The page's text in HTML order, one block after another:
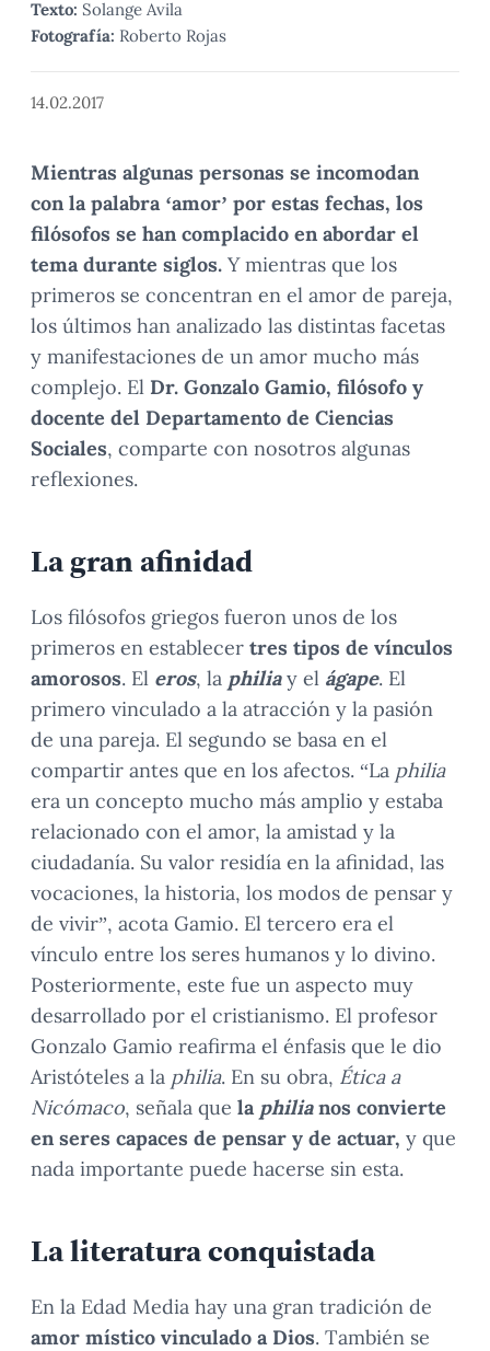
Texto: Solange Avila
Fotografía: Roberto Rojas
14.02.2017
Mientras algunas personas se incomodan
con la palabra ‘amor’ por estas fechas, los
filósofos se han complacido en abordar el
tema durante siglos. Y mientras que los
primeros se concentran en el amor de pareja,
los últimos han analizado las distintas facetas
y manifestaciones de un amor mucho más
complejo. El Dr. Gonzalo Gamio, filósofo y
docente del Departamento de Ciencias
Sociales, comparte con nosotros algunas
reflexiones.
La gran afinidad
Los filósofos griegos fueron unos de los
primeros en establecer tres tipos de vínculos
amorosos. El eros, la philiay el ágape. El
primero vinculado a la atracción y la pasión
de una pareja. El segundo se basa en el
compartir antes que en los afectos. “La philia
era un concepto mucho más amplio y estaba
relacionado con el amor, la amistad y la
ciudadanía. Su valor residía en la afinidad, las
vocaciones, la historia, los modos de pensar y
de vivir”, acota Gamio. El tercero era el
vínculo entre los seres humanos y lo divino.
Posteriormente, este fue un aspecto muy
desarrollado por el cristianismo. El profesor
Gonzalo Gamio reafirma el énfasis que le dio
Aristóteles a la philia. En su obra, Ética a
Nicómaco, señala que la philianos convierte
en seres capaces de pensar y de actuar, y que
nada importante puede hacerse sin esta.
La literatura conquistada
En la Edad Media hay una gran tradición de
amor místico vinculado a Dios. También se